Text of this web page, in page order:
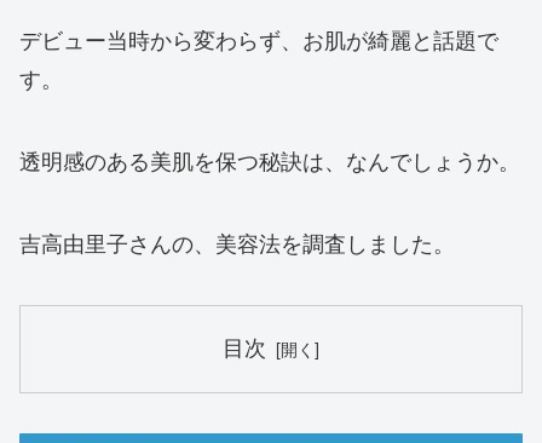
デビュー当時から変わらず、お肌が綺麗と話題で
す。
透明感のある美肌を保つ秘訣は、なんでしょうか。
吉高由里子さんの、美容法を調査しました。
目次